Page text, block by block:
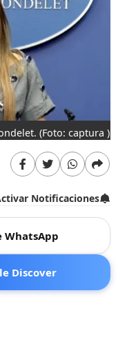
(Foto: captura )
Notificaciones
WhatsApp
Discover